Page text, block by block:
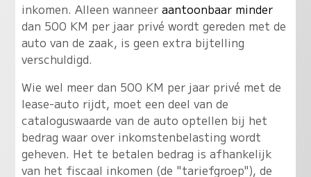
inkomen. Alleen wanneer aantoonbaar minder
dan 500 KM per jaar privé wordt gereden met de
auto van de zaak, is geen extra bijtelling
verschuldigd.
Wie wel meer dan 500 KM per jaar privé met de
lease-auto rijdt, moet een deel van de
cataloguswaarde van de auto optellen bij het
bedrag waar over inkomstenbelasting wordt
geheven. Het te betalen bedrag is afhankelijk
van het fiscaal inkomen (de "tariefgroep"), de